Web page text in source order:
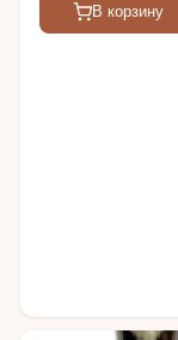
В корзину